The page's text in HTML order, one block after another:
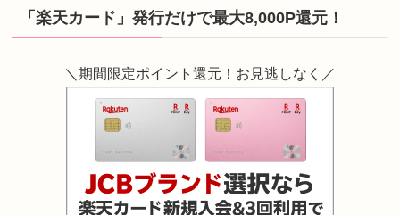
「楽天カード」発行だけで最大8,000P還元！
＼期間限定ポイント還元！お見逃しなく／